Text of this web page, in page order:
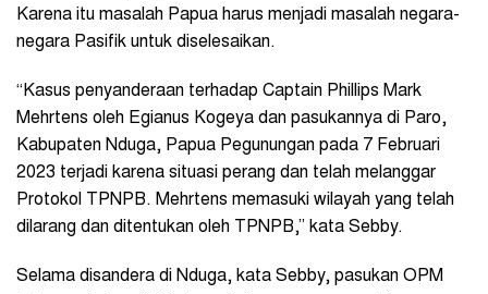
Karena itu masalah Papua harus menjadi masalah negara-
negara Pasifik untuk diselesaikan.
“Kasus penyanderaan terhadap Captain Phillips Mark
Mehrtens oleh Egianus Kogeya dan pasukannya di Paro,
Kabupaten Nduga, Papua Pegunungan pada 7 Februari
2023 terjadi karena situasi perang dan telah melanggar
Protokol TPNPB. Mehrtens memasuki wilayah yang telah
dilarang dan ditentukan oleh TPNPB,” kata Sebby.
Selama disandera di Nduga, kata Sebby, pasukan OPM